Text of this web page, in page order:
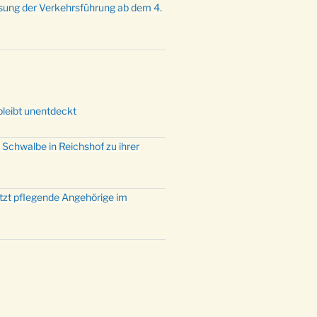
mit der ev. Jugend in der
der Verkehrsführung ab dem 4.
unentdeckt
in Reichshof zu ihrer
pflegende Angehörige im